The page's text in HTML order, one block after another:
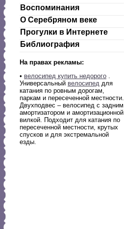
Воспоминания
О Серебряном веке
Прогулки в Интернете
Библиография
На правах рекламы:
• велосипед купить недорого .
Универсальный велосипед для
катания по ровным дорогам,
паркам и пересеченной местности.
Двухподвес – велосипед с задним
амортизатором и амортизационной
вилкой. Подходит для катания по
пересеченной местности, крутых
спусков и для экстремальной
езды.